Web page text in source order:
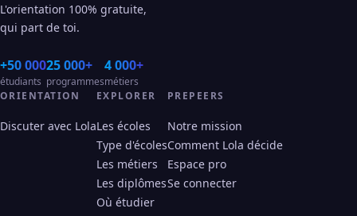
L'orientation 100% gratuite,
qui part de toi.
+50 000
étudiants
25 000+
programmes
4 000+
métiers
ORIENTATION
Discuter avec Lola
EXPLORER
Les écoles
Type d'écoles
Les métiers
Les diplômes
Où étudier
PREPEERS
Notre mission
Comment Lola décide
Espace pro
Se connecter